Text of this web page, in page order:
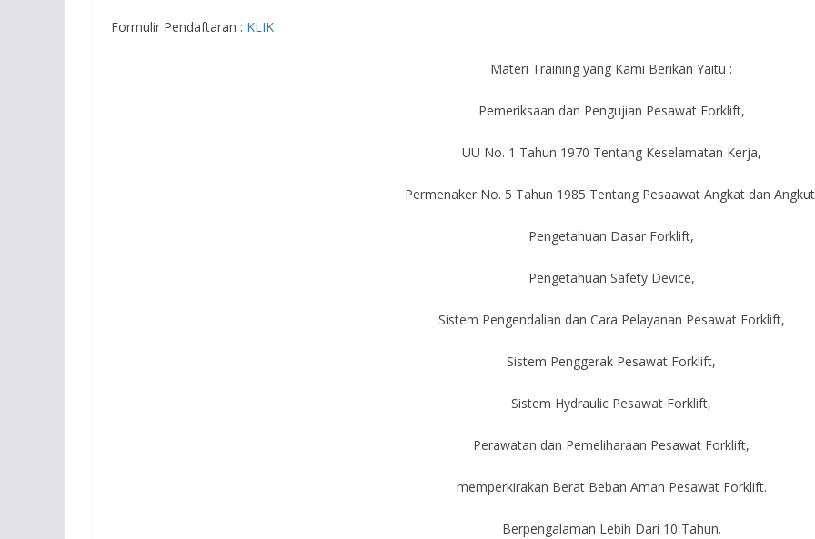
Formulir Pendaftaran : KLIK
Materi Training yang Kami Berikan Yaitu :
Pemeriksaan dan Pengujian Pesawat Forklift,
UU No. 1 Tahun 1970 Tentang Keselamatan Kerja,
Permenaker No. 5 Tahun 1985 Tentang Pesaawat Angkat dan
Pengetahuan Dasar Forklift,
Pengetahuan Safety Device,
Sistem Pengendalian dan Cara Pelayanan Pesawat Forklift,
Sistem Penggerak Pesawat Forklift,
Sistem Hydraulic Pesawat Forklift,
Perawatan dan Pemeliharaan Pesawat Forklift,
memperkirakan Berat Beban Aman Pesawat Forklift.
Berpengalaman Lebih Dari 10 Tahun.